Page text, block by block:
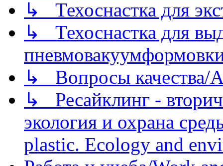
↳ Техоснастка для
↳ Техоснастка для
↳ Вопросы качества/
↳ Ресайклинг -
экология и охрана
plastic. Ecology and